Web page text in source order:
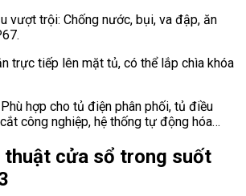
vượt trội: Chống nước, bụi, va đập, ăn
trực tiếp lên mặt tủ, có thể lắp chìa khóa
hợp cho tủ điện phân phối, tủ điều
công nghiệp, hệ thống tự động hóa…
thuật cửa sổ trong suốt